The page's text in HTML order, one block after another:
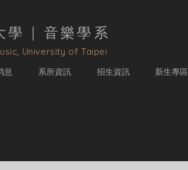
University of Taipei
學 | 音樂學 系
息 系所資訊 招生資訊 新生專區